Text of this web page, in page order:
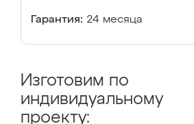
Гарантия: 24 месяца
Изготовим по
индивидуальному
проекту: